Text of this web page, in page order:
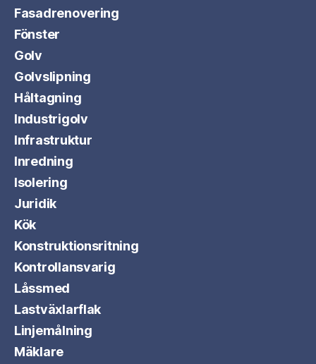
Fasadrenovering
Fönster
Golv
Golvslipning
Håltagning
Industrigolv
Infrastruktur
Inredning
Isolering
Juridik
Kök
Konstruktionsritning
Kontrollansvarig
Låssmed
Lastväxlarflak
Linjemålning
Mäklare